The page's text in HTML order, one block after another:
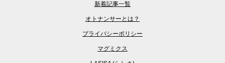
新着記事一覧
オトナンサーとは？
プライバシーポリシー
マグミクス